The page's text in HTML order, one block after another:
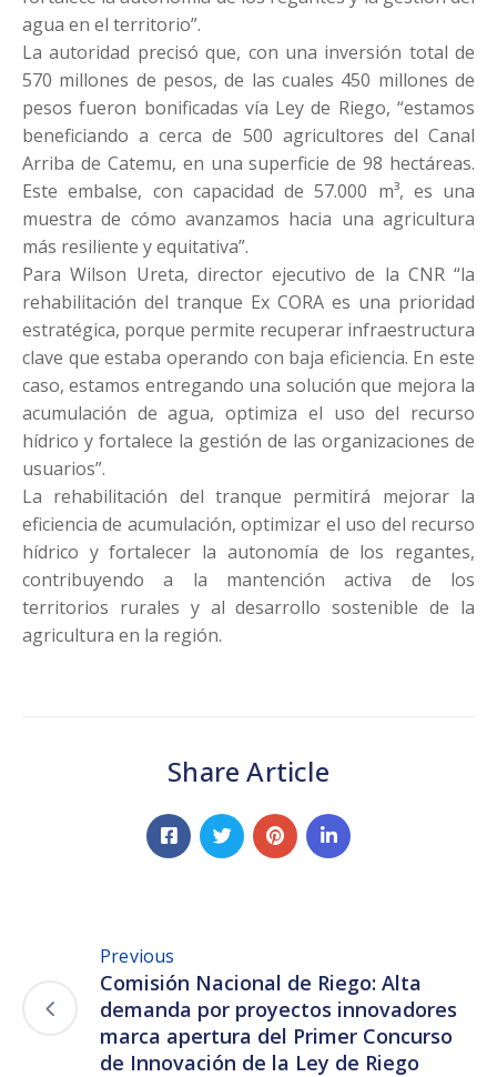
agua en el territorio”.
La autoridad precisó que, con una inversión total de
570 millones de pesos, de las cuales 450 millones de
pesos fueron bonificadas vía Ley de Riego, “estamos
beneficiando a cerca de 500 agricultores del Canal
Arriba de Catemu, en una superficie de 98 hectáreas.
Este embalse, con capacidad de 57.000 m³, es una
muestra de cómo avanzamos hacia una agricultura
más resiliente y equitativa”.
Para Wilson Ureta, director ejecutivo de la CNR “la
rehabilitación del tranque Ex CORA es una prioridad
estratégica, porque permite recuperar infraestructura
clave que estaba operando con baja eficiencia. En este
caso, estamos entregando una solución que mejora la
acumulación de agua, optimiza el uso del recurso
hídrico y fortalece la gestión de las organizaciones de
usuarios”.
La rehabilitación del tranque permitirá mejorar la
eficiencia de acumulación, optimizar el uso del recurso
hídrico y fortalecer la autonomía de los regantes,
contribuyendo a la mantención activa de los
territorios rurales y al desarrollo sostenible de la
agricultura en la región.
Share Article
Previous
Comisión Nacional de Riego: Alta
demanda por proyectos innovadores
marca apertura del Primer Concurso
de Innovación de la Ley de Riego